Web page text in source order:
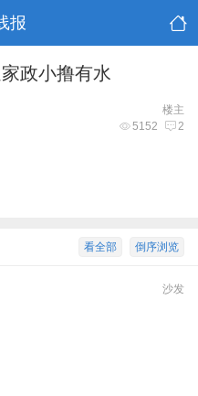
报
政小撸有水
楼主
5152 2
倒序浏览
看全部
沙发